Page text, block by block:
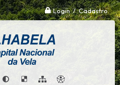
Login / Cadastro